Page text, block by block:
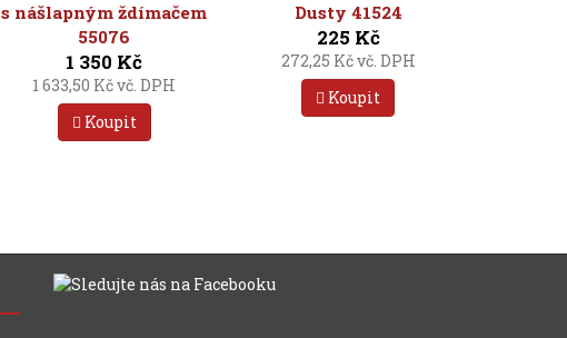
s nášlapným ždímačem
55076
1 350 Kč
1 633,50 Kč vč. DPH
Koupit
Dusty 41524
225 Kč
272,25 Kč vč. DPH
Koupit